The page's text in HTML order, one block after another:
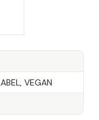
VEGAN